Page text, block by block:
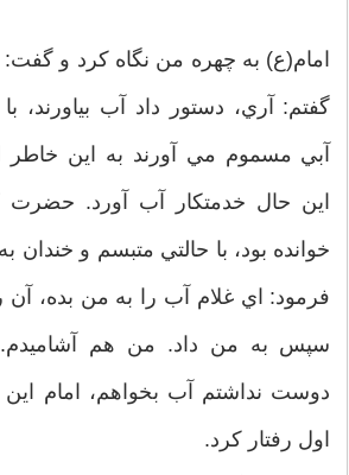
امام(ع) به چهره من نگاه كرد و گفت:
گفتم: آري، دستور داد آب بياورند،
آبي مسموم مي آورند به اين خاطر
اين حال خدمتكار آب آورد. حضرت
خوانده بود، با حالتي متبسم و خندان
فرمود: اي غلام آب را به من بده، آن
سپس به من داد. من هم
دوست نداشتم آب بخواهم، امام اين
اول رفتار كرد.